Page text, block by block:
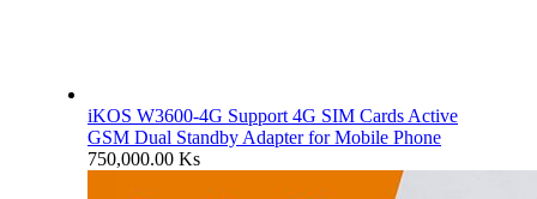
iKOS W3600-4G Support 4G SIM Cards Active
GSM Dual Standby Adapter for Mobile Phone
750,000.00 Ks